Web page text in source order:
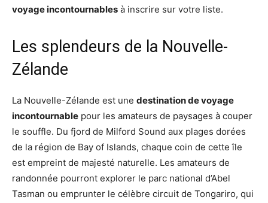
voyage incontournables à inscrire sur votre liste.
Les splendeurs de la Nouvelle-
Zélande
La Nouvelle-Zélande est une destination de voyage
incontournable pour les amateurs de paysages à couper
le souffle. Du fjord de Milford Sound aux plages dorées
de la région de Bay of Islands, chaque coin de cette île
est empreint de majesté naturelle. Les amateurs de
randonnée pourront explorer le parc national d’Abel
Tasman ou emprunter le célèbre circuit de Tongariro, qui